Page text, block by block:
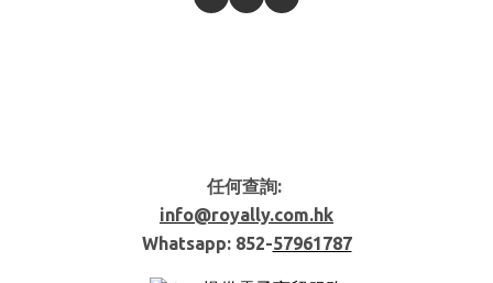
任何查詢:
info@royally.com.hk
Whatsapp: 852-57961787